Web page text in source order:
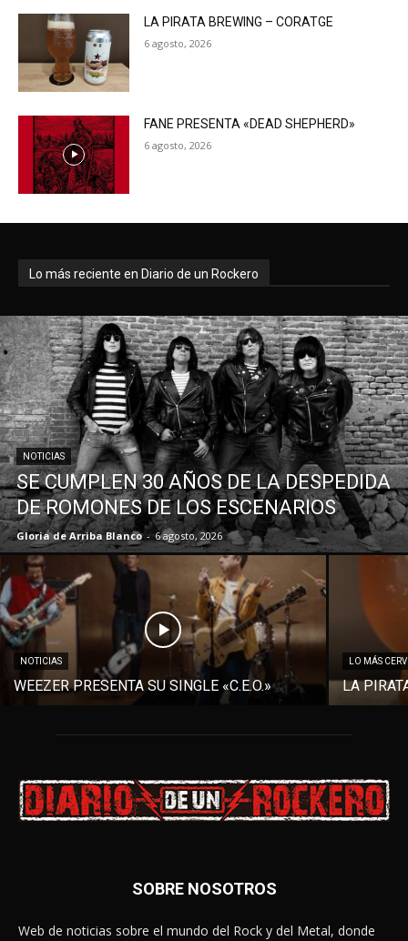
LA PIRATA BREWING – CORATGE
6 agosto, 2026
FANE PRESENTA «DEAD SHEPHERD»
6 agosto, 2026
Lo más reciente en Diario de un Rockero
NOTICIAS
SE CUMPLEN 30 AÑOS DE LA DESPEDIDA
DE ROMONES DE LOS ESCENARIOS
Gloria de Arriba Blanco - 6 agosto, 2026
NOTICIAS
WEEZER PRESENTA SU SINGLE «C.E.O.»
LO MÁS
LA
SOBRE NOSOTROS
Web de noticias sobre el mundo del Rock y del Metal, donde